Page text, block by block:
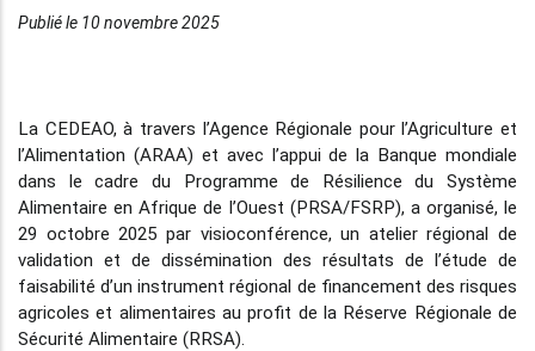
Publié le 10 novembre 2025
La CEDEAO, à travers l’Agence Régionale pour l’Agriculture et
l’Alimentation (ARAA) et avec l’appui de la Banque mondiale
dans le cadre du Programme de Résilience du Système
Alimentaire en Afrique de l’Ouest (PRSA/FSRP), a organisé, le
29 octobre 2025 par visioconférence, un atelier régional de
validation et de dissémination des résultats de l’étude de
faisabilité d’un instrument régional de financement des risques
agricoles et alimentaires au profit de la Réserve Régionale de
Sécurité Alimentaire (RRSA).